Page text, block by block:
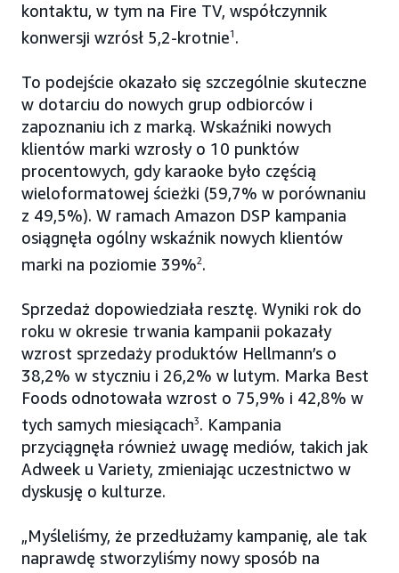
kontaktu, w tym na Fire TV, współczynnik
konwersji wzrósł 5,2-krotnie1 .
To podejście okazało się szczególnie skuteczne
w dotarciu do nowych grup odbiorców i
zapoznaniu ich z marką. Wskaźniki nowych
klientów marki wzrosły o 10 punktów
procentowych, gdy karaoke było częścią
wieloformatowej ścieżki (59,7% w porównaniu
z 49,5%). W ramach Amazon DSP kampania
osiągnęła ogólny wskaźnik nowych klientów
marki na poziomie 39%2.
Sprzedaż dopowiedziała resztę. Wyniki rok do
roku w okresie trwania kampanii pokazały
wzrost sprzedaży produktów Hellmann’s o
38,2% w styczniu i 26,2% w lutym. Marka Best
Foods odnotowała wzrost o 75,9% i 42,8% w
tych samych miesiącach3. Kampania
przyciągnęła również uwagę mediów, takich jak
Adweek u Variety, zmieniając uczestnictwo w
dyskusję o kulturze.
„Myśleliśmy, że przedłużamy kampanię, ale tak
naprawdę stworzyliśmy nowy sposób na